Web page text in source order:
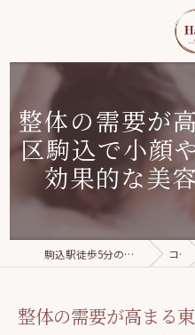
整体の需要が
区駒込で小顔
効果的な美
駒込駅徒歩5分の美容整体｜Relaxation salon Hana コラム
整体の需要が高まる